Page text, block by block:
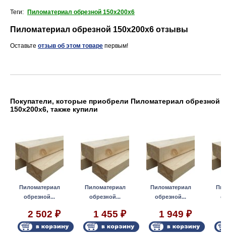
Теги: Пиломатериал обрезной 150х200х6
Пиломатериал обрезной 150х200х6 отзывы
Оставьте отзыв об этом товаре первым!
Покупатели, которые приобрели Пиломатериал обрезной
150х200х6, также купили
Пиломатериал
обрезной...
2 502 ₽
Пиломатериал
обрезной...
1 455 ₽
Пиломатериал
обрезной...
1 949 ₽